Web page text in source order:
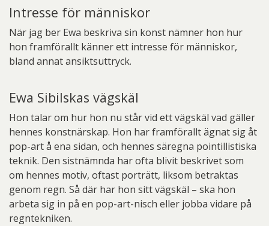
Intresse för människor
När jag ber Ewa beskriva sin konst nämner hon hur
hon framförallt känner ett intresse för människor,
bland annat ansiktsuttryck.
Ewa Sibilskas vägskäl
Hon talar om hur hon nu står vid ett vägskäl vad gäller
hennes konstnärskap. Hon har framförallt ägnat sig åt
pop-art å ena sidan, och hennes säregna pointillistiska
teknik. Den sistnämnda har ofta blivit beskrivet som
om hennes motiv, oftast porträtt, liksom betraktas
genom regn. Så där har hon sitt vägskäl – ska hon
arbeta sig in på en pop-art-nisch eller jobba vidare på
regntekniken.